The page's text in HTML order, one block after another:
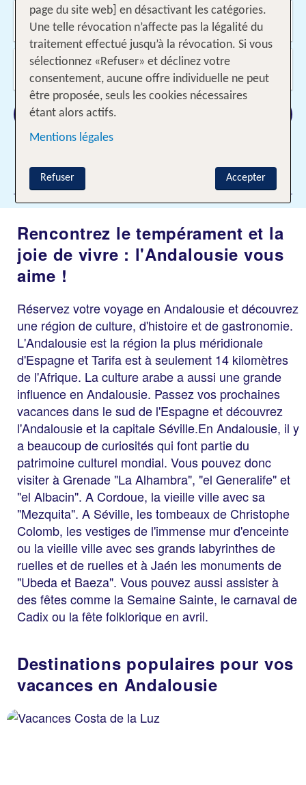
Quand et pour combien de temps?
10.08.2026 - 25.05.2027, 1 Semaine
Voyageurs?
2 Adultes
Rechercher
Ajouter des filtres
Rencontrez le tempérament et la
joie de vivre : l'Andalousie vous
aime !
Réservez votre voyage en Andalousie et découvrez
une région de culture, d'histoire et de gastronomie.
L'Andalousie est la région la plus méridionale
d'Espagne et Tarifa est à seulement 14 kilomètres
de l'Afrique. La culture arabe a aussi une grande
influence en Andalousie. Passez vos prochaines
vacances dans le sud de l'Espagne et découvrez
l'Andalousie et la capitale Séville.En Andalousie, il y
a beaucoup de curiosités qui font partie du
patrimoine culturel mondial. Vous pouvez donc
visiter à Grenade "La Alhambra", "el Generalife" et
"el Albacin". A Cordoue, la vieille ville avec sa
"Mezquita". A Séville, les tombeaux de Christophe
Colomb, les vestiges de l'immense mur d'enceinte
ou la vieille ville avec ses grands labyrinthes de
ruelles et de ruelles et à Jaén les monuments de
"Ubeda et Baeza". Vous pouvez aussi assister à
des fêtes comme la Semaine Sainte, le carnaval de
Cadix ou la fête folklorique en avril.
Destinations populaires pour vos
vacances en Andalousie
page du site web] en désactivant les catégories.
Une telle révocation n’affecte pas la légalité du
traitement effectué jusqu’à la révocation. Si vous
sélectionnez «Refuser» et déclinez votre
consentement, aucune offre individuelle ne peut
être proposée, seuls les cookies nécessaires
étant alors actifs.
Mentions légales
Accepter
Refuser